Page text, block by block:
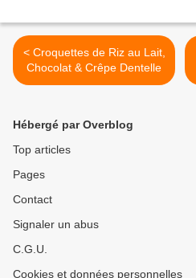
< Croquettes de Riz au Lait,
Chocolat & Crêpe Dentelle
Hébergé par Overblog
Top articles
Pages
Contact
Signaler un abus
C.G.U.
Cookies et données personnelles